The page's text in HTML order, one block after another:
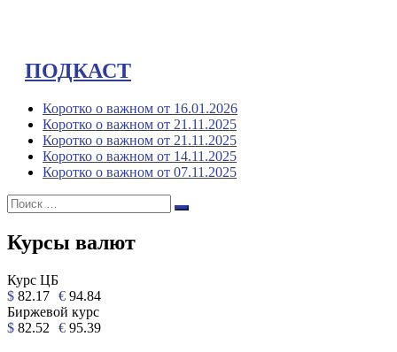
ПОДКАСТ
Коротко о важном от 16.01.2026
Коротко о важном от 21.11.2025
Коротко о важном от 21.11.2025
Коротко о важном от 14.11.2025
Коротко о важном от 07.11.2025
Поиск:
Поиск
Курсы валют
Курс ЦБ
$ 82.17 € 94.84
Биржевой курс
$ 82.52 € 95.39